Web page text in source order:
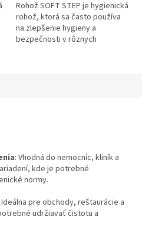
Rohož SOFT STEP je hygienická
rohož, ktorá sa často používa
na zlepšenie hygieny a
bezpečnosti v rôznych
: Vhodná do nemocníc, kliník a
kde je potrebné
normy.
Ideálna pre obchody, reštaurácie a
udržiavať čistotu a